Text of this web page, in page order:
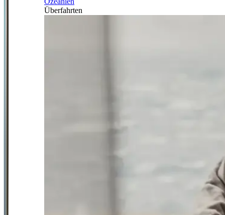
Überfahrten